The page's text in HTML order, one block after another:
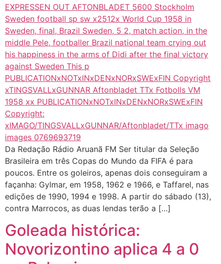
Da Redação Rádio Aruanã FM Ser titular da Seleção
Brasileira em três Copas do Mundo da FIFA é para
poucos. Entre os goleiros, apenas dois conseguiram a
façanha: Gylmar, em 1958, 1962 e 1966, e Taffarel, nas
edições de 1990, 1994 e 1998. A partir do sábado (13),
contra Marrocos, as duas lendas terão a […]
Goleada histórica:
Novorizontino aplica 4 a 0